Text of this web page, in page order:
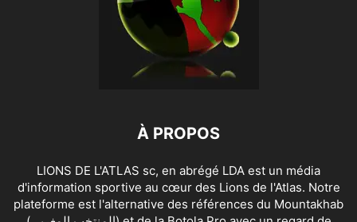
À PROPOS
LIONS DE L'ATLAS sc, en abrégé LDA est un média
d'information sportive au cœur des Lions de l'Atlas. Notre
plateforme est l'alternative des références du Mountakhab